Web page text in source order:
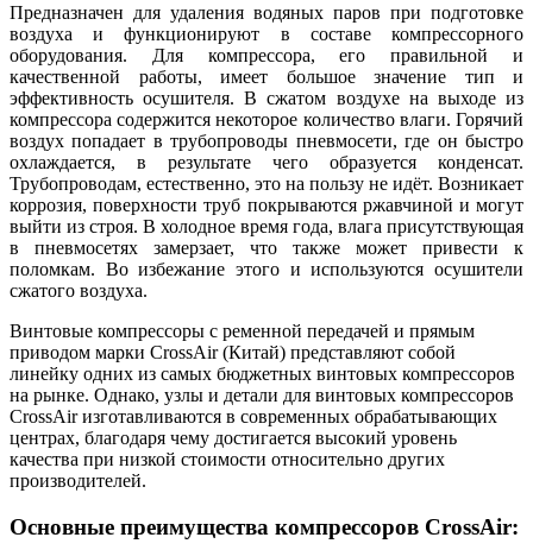
Предназначен для удаления водяных паров при подготовке
воздуха и функционируют в составе компрессорного
оборудования. Для компрессора, его правильной и
качественной работы, имеет большое значение тип и
эффективность осушителя. В сжатом воздухе на выходе из
компрессора содержится некоторое количество влаги. Горячий
воздух попадает в трубопроводы пневмосети, где он быстро
охлаждается, в результате чего образуется конденсат.
Трубопроводам, естественно, это на пользу не идёт. Возникает
коррозия, поверхности труб покрываются ржавчиной и могут
выйти из строя. В холодное время года, влага присутствующая
в пневмосетях замерзает, что также может привести к
поломкам. Во избежание этого и используются осушители
сжатого воздуха.
Винтовые компрессоры с ременной передачей и прямым
приводом марки CrossAir (Китай) представляют собой
линейку одних из самых бюджетных винтовых компрессоров
на рынке. Однако, узлы и детали для винтовых компрессоров
CrossAir изготавливаются в современных обрабатывающих
центрах, благодаря чему достигается высокий уровень
качества при низкой стоимости относительно других
производителей.
Основные преимущества компрессоров CrossAir: